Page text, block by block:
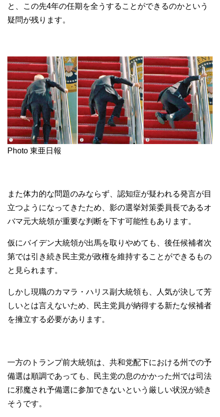
と、この先4年の任期を全うすることができるのかという
疑問が残ります。
Photo 東亜日報
また体力的な問題のみならず、認知症が疑われる発言が目
立つようになってきたため、影の選挙対策委員長であるオ
バマ元大統領が重要な判断を下す可能性もあります。
仮にバイデン大統領が出馬を取りやめても、後任候補者次
第では引き続き民主党が政権を維持することができるもの
と見られます。
しかし現職のカマラ・ハリス副大統領も、人気が決して芳
しいとは言えないため、民主党員が納得する新たな候補者
を擁立する必要があります。
一方のトランプ前大統領は、共和党配下における州での予
備選は順調であっても、民主党の息のかかった州では司法
に邪魔され予備選に参加できないという厳しい状況が続き
そうです。